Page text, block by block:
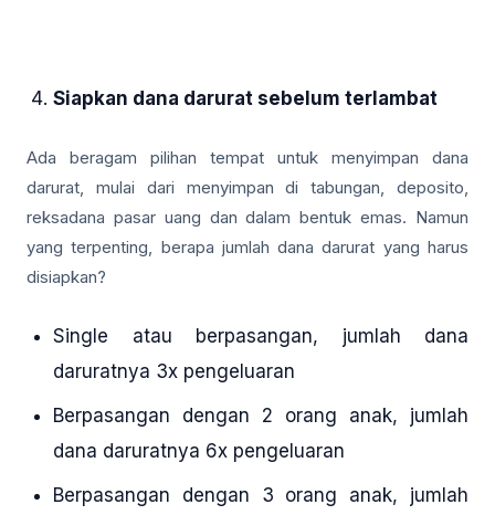
Siapkan dana darurat sebelum terlambat
Ada beragam pilihan tempat untuk menyimpan dana
darurat, mulai dari menyimpan di tabungan, deposito,
reksadana pasar uang dan dalam bentuk emas. Namun
yang terpenting, berapa jumlah dana darurat yang harus
disiapkan?
Single atau berpasangan, jumlah dana
daruratnya 3x pengeluaran
Berpasangan dengan 2 orang anak, jumlah
dana daruratnya 6x pengeluaran
Berpasangan dengan 3 orang anak, jumlah